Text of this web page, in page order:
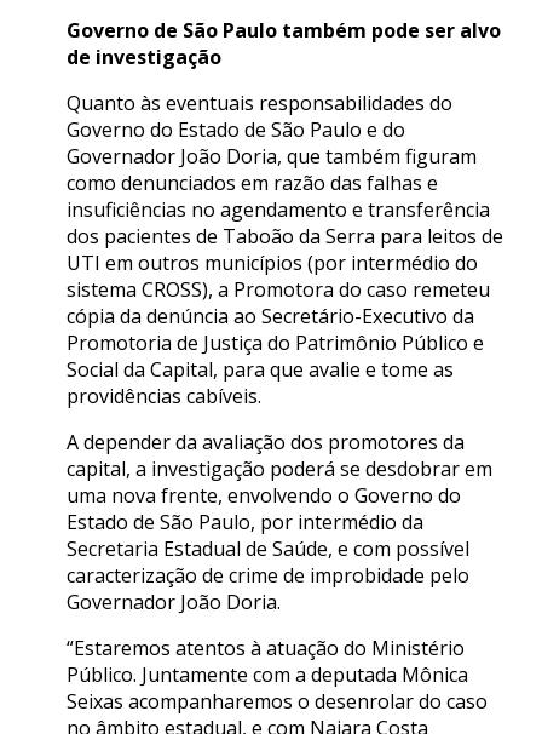
Governo de São Paulo também pode ser alvo
de investigação
Quanto às eventuais responsabilidades do
Governo do Estado de São Paulo e do
Governador João Doria, que também figuram
como denunciados em razão das falhas e
insuficiências no agendamento e transferência
dos pacientes de Taboão da Serra para leitos de
UTI em outros municípios (por intermédio do
sistema CROSS), a Promotora do caso remeteu
cópia da denúncia ao Secretário-Executivo da
Promotoria de Justiça do Patrimônio Público e
Social da Capital, para que avalie e tome as
providências cabíveis.
A depender da avaliação dos promotores da
capital, a investigação poderá se desdobrar em
uma nova frente, envolvendo o Governo do
Estado de São Paulo, por intermédio da
Secretaria Estadual de Saúde, e com possível
caracterização de crime de improbidade pelo
Governador João Doria.
“Estaremos atentos à atuação do Ministério
Público. Juntamente com a deputada Mônica
Seixas acompanharemos o desenrolar do caso
no âmbito estadual, e com Najara Costa